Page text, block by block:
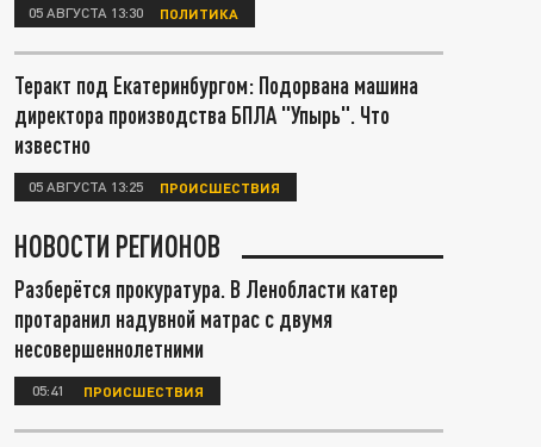
05 АВГУСТА 13:30 ПОЛИТИКА
Теракт под Екатеринбургом: Подорвана машина
директора производства БПЛА "Упырь". Что
известно
05 АВГУСТА 13:25 ПРОИСШЕСТВИЯ
НОВОСТИ РЕГИОНОВ
Разберётся прокуратура. В Ленобласти катер
протаранил надувной матрас с двумя
несовершеннолетними
05:41 ПРОИСШЕСТВИЯ